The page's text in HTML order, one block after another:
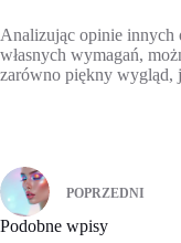
Analizując opinie innych
własnych wymagań,
zarówno piękny wygląd,
POPRZEDNI
Podobne wpisy